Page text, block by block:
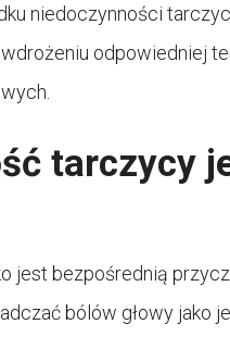
niedoczynności
odpowiedniej
tarczycy
jest bezpośrednią
bólów głowy jako